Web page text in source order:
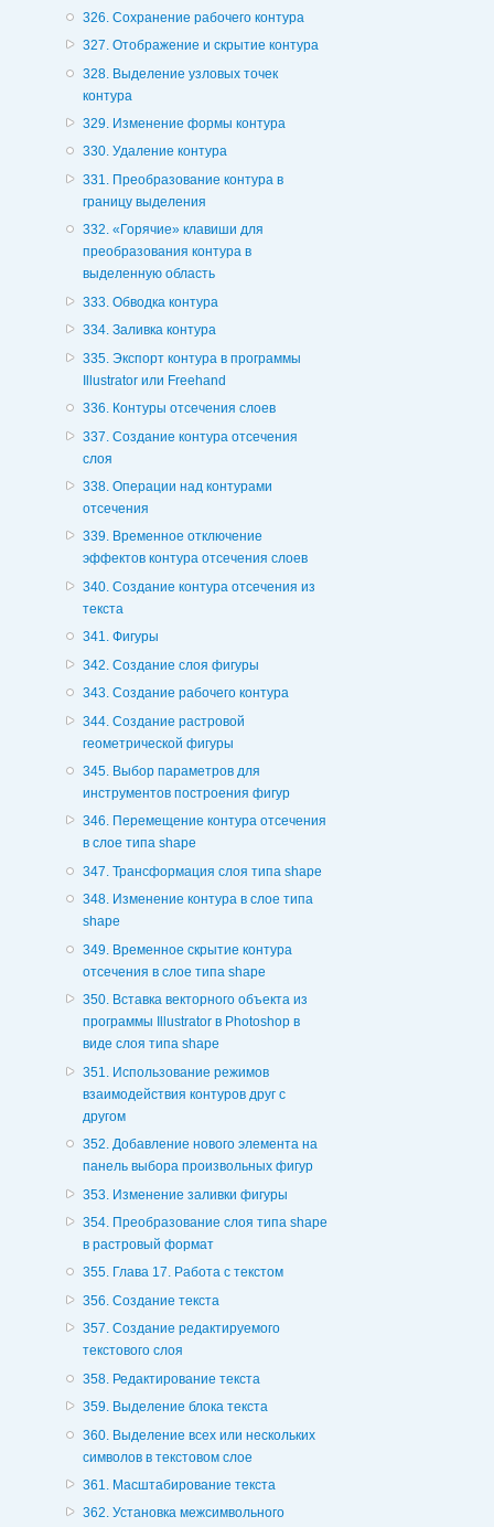
326. Сохранение рабочего контура
327. Отображение и скрытие контура
328. Выделение узловых точек
контура
329. Изменение формы контура
330. Удаление контура
331. Преобразование контура в
границу выделения
332. «Горячие» клавиши для
преобразования контура в
выделенную область
333. Обводка контура
334. Заливка контура
335. Экспорт контура в программы
Illustrator или Freehand
336. Контуры отсечения слоев
337. Создание контура отсечения
слоя
338. Операции над контурами
отсечения
339. Временное отключение
эффектов контура отсечения слоев
340. Создание контура отсечения из
текста
341. Фигуры
342. Создание слоя фигуры
343. Создание рабочего контура
344. Создание растровой
геометрической фигуры
345. Выбор параметров для
инструментов построения фигур
346. Перемещение контура отсечения
в слое типа shape
347. Трансформация слоя типа shape
348. Изменение контура в слое типа
shape
349. Временное скрытие контура
отсечения в слое типа shape
350. Вставка векторного объекта из
программы Illustrator в Photoshop в
виде слоя типа shape
351. Использование режимов
взаимодействия контуров друг с
другом
352. Добавление нового элемента на
панель выбора произвольных фигур
353. Изменение заливки фигуры
354. Преобразование слоя типа shape
в растровый формат
355. Глава 17. Работа с текстом
356. Создание текста
357. Создание редактируемого
текстового слоя
358. Редактирование текста
359. Выделение блока текста
360. Выделение всех или нескольких
символов в текстовом слое
361. Масштабирование текста
362. Установка межсимвольного